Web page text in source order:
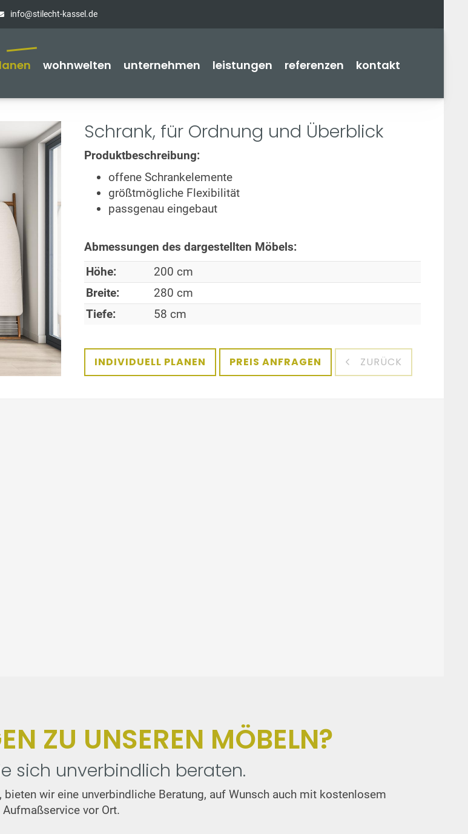
info@stilecht-kassel.de
wohnwelten unternehmen leistungen referenzen kontakt
Schrank, für Ordnung und Überblick
Produktbeschreibung:
offene Schrankelemente
größtmögliche Flexibilität
passgenau eingebaut
Abmessungen des dargestellten Möbels:
Höhe:
200 cm
Breite:
280 cm
Tiefe:
58 cm
INDIVIDUELL PLANEN PREIS ANFRAGEN ZURÜCK
ZU UNSEREN MÖBELN?
sich unverbindlich beraten.
wir eine unverbindliche Beratung, auf Wunsch auch mit kostenlosem
Aufmaßservice vor Ort.